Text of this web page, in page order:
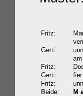
Fritz:
Gerti:
Fritz:
Gerti:
Fritz:
Beide:
M